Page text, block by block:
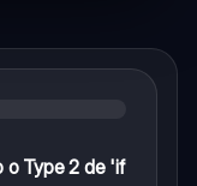
o Type 2 de 'if